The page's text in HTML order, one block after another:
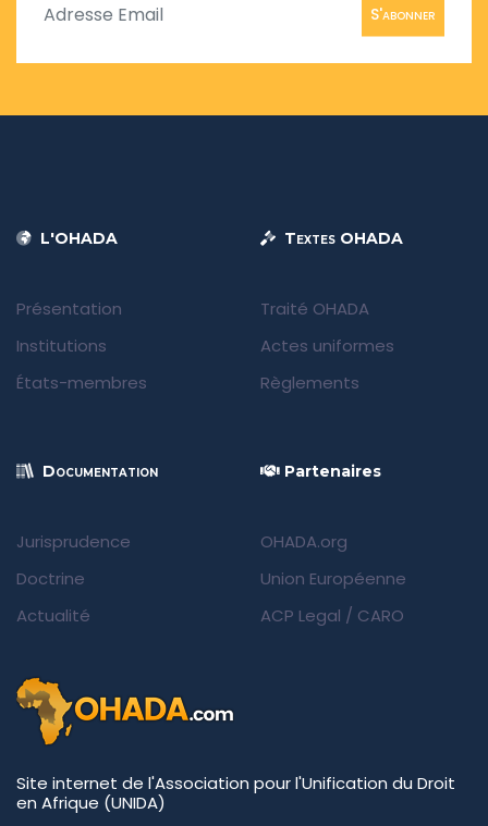
S'abonner
L'OHADA
Présentation
Institutions
États-membres
Textes OHADA
Traité OHADA
Actes uniformes
Règlements
Documentation
Jurisprudence
Doctrine
Actualité
Partenaires
OHADA.org
Union Européenne
ACP Legal / CARO
Site internet de l'Association pour l'Unification du Droit
en Afrique (UNIDA)